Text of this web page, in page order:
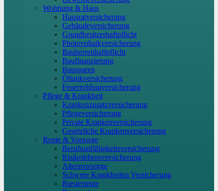
Wohnung & Haus
Hausratversicherung
Gebäudeversicherung
Grundbesitzerhaftpflicht
Photovoltaikversicherung
Bauherrenhaftpflicht
Baufinanzierung
Bausparen
Öltankversicherung
Feuerrohbauversicherung
Pflege & Krankheit
Krankenzusatzversicherung
Pflegeversicherung
Private Krankenversicherung
Gesetzliche Krankenversicherung
Rente & Vorsorge
Berufs­unfähigkeitsversicherung
Risikolebensversicherung
Altersvorsorge
Schwere Krankheiten Versicherung
Riesterrente